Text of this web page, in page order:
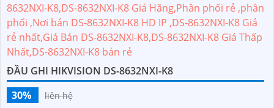
ĐẦU GHI HIKVISION DS-8632NXI-K8
30%
liên hệ